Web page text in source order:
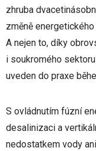
zhruba
změně
A nejen to, díky
i soukromého
uveden do praxe
S ovládnutím fúzní
desalinizaci a
nedostatkem vody